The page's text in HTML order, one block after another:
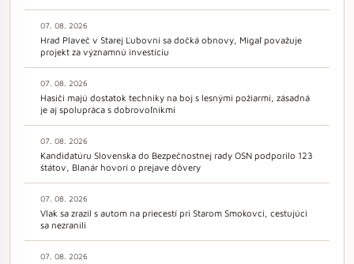
07. 08. 2026
Hrad Plaveč v Starej Ľubovni sa dočká obnovy, Migaľ považuje
projekt za významnú investíciu
07. 08. 2026
Hasiči majú dostatok techniky na boj s lesnými požiarmi, zásadná
je aj spolupráca s dobrovoľníkmi
07. 08. 2026
Kandidatúru Slovenska do Bezpečnostnej rady OSN podporilo 123
štátov, Blanár hovorí o prejave dôvery
07. 08. 2026
Vlak sa zrazil s autom na priecestí pri Starom Smokovci, cestujúci
sa nezranili
07. 08. 2026